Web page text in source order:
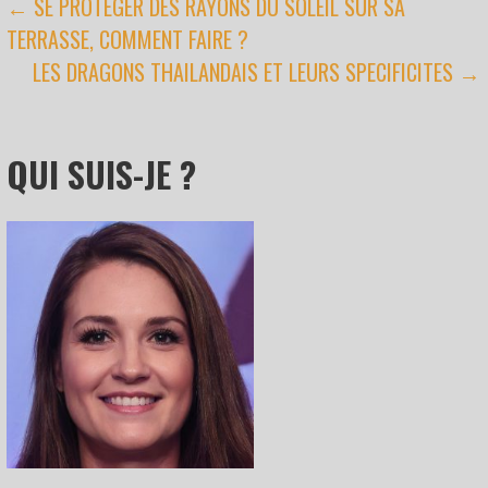
faire ?
NAVIGATION
DE
TERRASSE, COMMENT FAIRE ?
LES DRAGONS THAILANDAIS ET LEURS SPECIFICITES →
QUI SUIS-JE ?